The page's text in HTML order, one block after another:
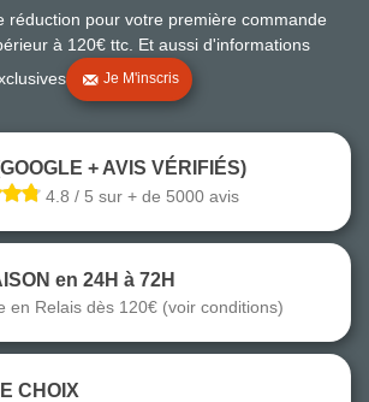
réduction pour votre première commande
à 120€ ttc. Et aussi d'informations
Je M'inscris
+ AVIS VÉRIFIÉS)
4.8 / 5 sur + de 5000 avis
en 24H à 72H
en Relais dès 120€ (voir conditions)
CHOIX